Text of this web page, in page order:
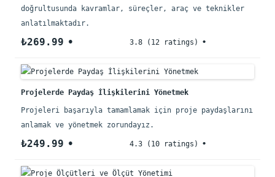
doğrultusunda kavramlar, süreçler, araç ve teknikler
anlatılmaktadır.
₺269.99 3.8 (12 ratings)
Projelerde Paydaş İlişkilerini Yönetmek
Projeleri başarıyla tamamlamak için proje paydaşlarını
anlamak ve yönetmek zorundayız.
₺249.99 4.3 (10 ratings)